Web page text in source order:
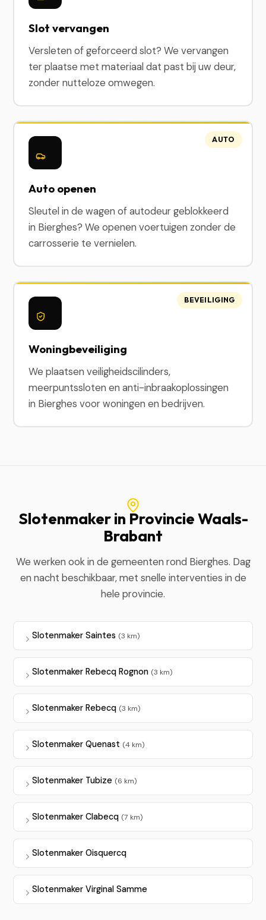
Slot vervangen
Versleten of geforceerd slot? We vervangen
ter plaatse met materiaal dat past bij uw deur,
zonder nutteloze omwegen.
Auto openen
Sleutel in de wagen of autodeur geblokkeerd
in Bierghes? We openen voertuigen zonder de
carrosserie te vernielen.
AUTO
Woningbeveiliging
We plaatsen veiligheidscilinders,
meerpuntssloten en anti-inbraakoplossingen
in Bierghes voor woningen en bedrijven.
BEVEILIGING
Slotenmaker in Provincie Waals-
Brabant
We werken ook in de gemeenten rond Bierghes. Dag
en nacht beschikbaar, met snelle interventies in de
hele provincie.
Slotenmaker Saintes (3 km)
Slotenmaker Rebecq Rognon (3 km)
Slotenmaker Rebecq (3 km)
Slotenmaker Quenast (4 km)
Slotenmaker Tubize (6 km)
Slotenmaker Clabecq (7 km)
Slotenmaker Oisquercq
Slotenmaker Virginal Samme